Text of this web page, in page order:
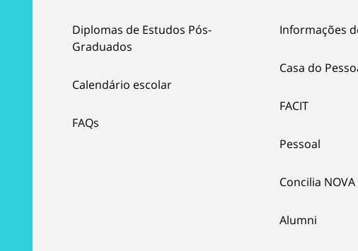
Diplomas de Estudos Pós-
Graduados
Calendário escolar
FAQs
Informações
Casa do
FACIT
Pessoal
Concilia NOVA
Alumni